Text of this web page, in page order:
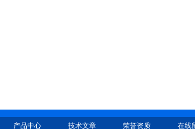
产品中心 技术文章 荣誉资质 在线